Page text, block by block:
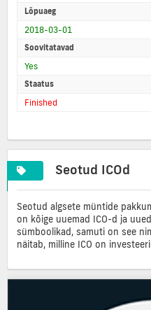
Lõpuaeg
2018-03-01
Soovitatavad
Yes
Staatus
Finished
Seotud ICOd
Seotud algsete müntide
on kõige uuemad ICO-d ja
sümboolikad, samuti on see
näitab, milline ICO on